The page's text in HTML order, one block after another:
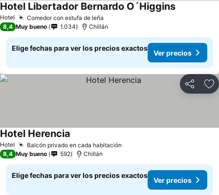
Hotel Comedor con estufa de leña
Hotel Libertador Bernardo O´Higgins
8,4 Muy bueno 1.034 Chillán
Elige fechas para ver los precios exactos
Ver precios
Compartir
Hotel Balcón privado en cada habitación
Hotel Herencia
8,4 Muy bueno 592 Chillán
Elige fechas para ver los precios exactos
Ver precios